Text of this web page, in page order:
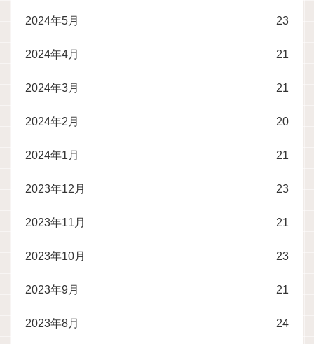
2024年5月 23
2024年4月 21
2024年3月 21
2024年2月 20
2024年1月 21
2023年12月 23
2023年11月 21
2023年10月 23
2023年9月 21
2023年8月 24